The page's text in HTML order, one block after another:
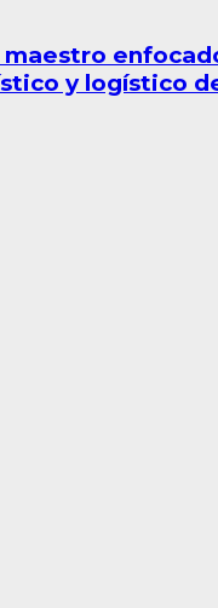
maestro
y logístico